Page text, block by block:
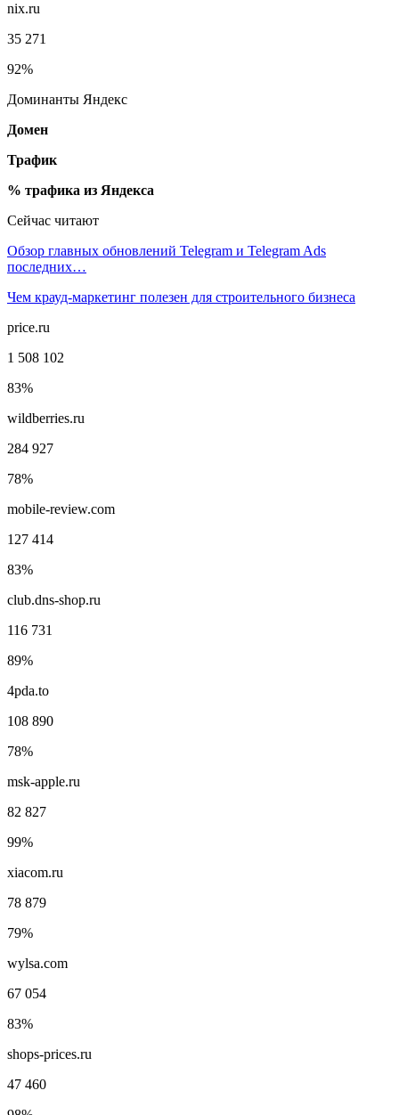
nix.ru
35 271
92%
Доминанты Яндекс
Домен
Трафик
% трафика из Яндекса
Сейчас читают
Обзор главных обновлений Telegram и Telegram Ads
последних…
Чем крауд-маркетинг полезен для строительного бизнеса
price.ru
1 508 102
83%
wildberries.ru
284 927
78%
mobile-review.com
127 414
83%
club.dns-shop.ru
116 731
89%
4pda.to
108 890
78%
msk-apple.ru
82 827
99%
xiacom.ru
78 879
79%
wylsa.com
67 054
83%
shops-prices.ru
47 460